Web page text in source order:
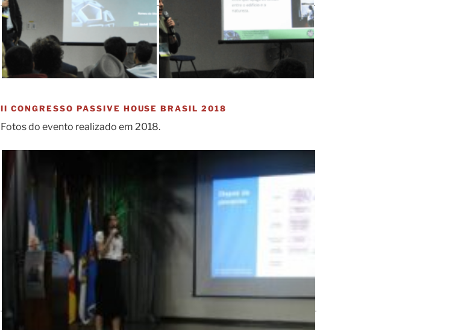
II CONGRESSO PASSIVE HOUSE BRASIL 2018
Fotos do evento realizado em 2018.